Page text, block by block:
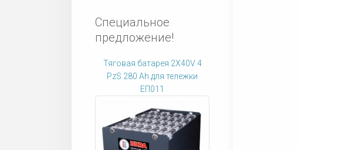
Специальное
предложение!
Тяговая батарея 2X40V 4
PzS 280 Ah для тележки
ЕП011